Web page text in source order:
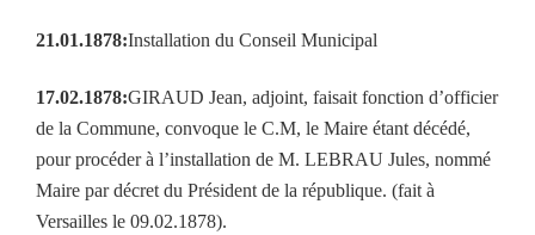
21.01.1878:Installation du Conseil Municipal
17.02.1878:GIRAUD Jean, adjoint, faisait fonction d’officier
de la Commune, convoque le C.M, le Maire étant décédé,
pour procéder à l’installation de M. LEBRAU Jules, nommé
Maire par décret du Président de la république. (fait à
Versailles le 09.02.1878).